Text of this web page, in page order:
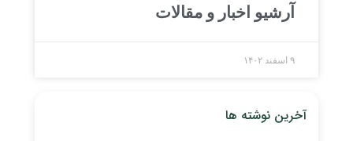
آرشیو اخبار و مقالات
۹ اسفند ۱۴۰۲
آخرین نوشته ها